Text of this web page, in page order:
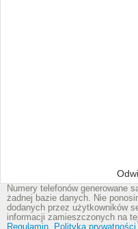
Numery telefonów generowane
żadnej bazie danych. Nie
dodanych przez użytkowników
informacji zamieszczonych na
Regulamin
Polityka prywatności